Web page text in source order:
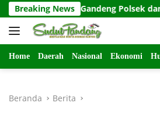
Langsung
ke
konten
Breaking News
Gandeng Polsek dan TNBTS
Home Daerah Nasional Ekonomi
Beranda Berita